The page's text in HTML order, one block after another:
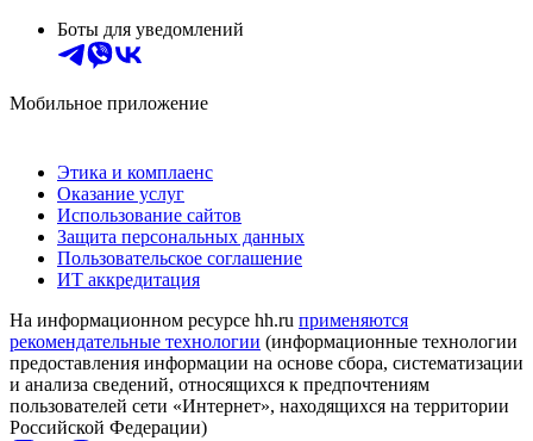
Боты для уведомлений
Мобильное приложение
Этика и комплаенс
Оказание услуг
Использование сайтов
Защита персональных данных
Пользовательское соглашение
ИТ аккредитация
На информационном ресурсе hh.ru применяются
рекомендательные технологии (информационные технологии
предоставления информации на основе сбора, систематизации
и анализа сведений, относящихся к предпочтениям
пользователей сети «Интернет», находящихся на территории
Российской Федерации)